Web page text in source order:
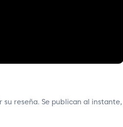
reseña. Se publican al instante,